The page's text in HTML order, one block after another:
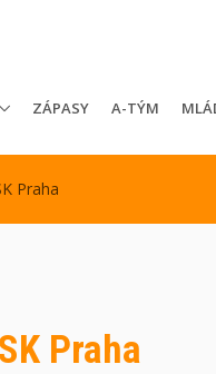
ZÁPASY A-TÝM
Praha
Praha